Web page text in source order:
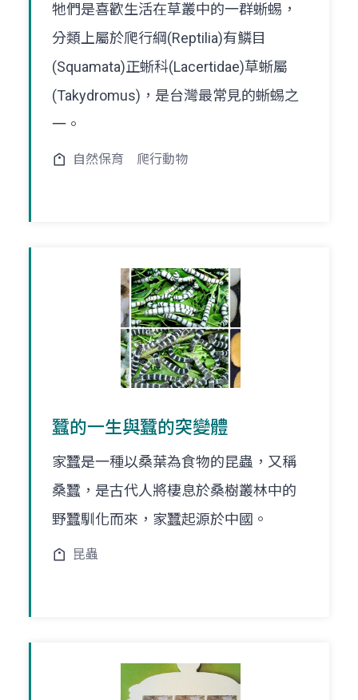
牠們是喜歡生活在草叢中的一群蜥蜴，
分類上屬於爬行綱(Reptilia)有鱗目
(Squamata)正蜥科(Lacertidae)草蜥屬
(Takydromus)，是台灣最常見的蜥蜴之
一。
自然保育 爬行動物
蠶的一生與蠶的突變體
家蠶是一種以桑葉為食物的昆蟲，又稱
桑蠶，是古代人將棲息於桑樹叢林中的
野蠶馴化而來，家蠶起源於中國。
昆蟲